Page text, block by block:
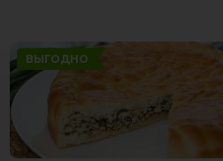
ВЫГОДНО